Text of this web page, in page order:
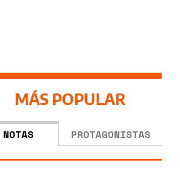
MÁS POPULAR
NOTAS PROTAGONISTAS